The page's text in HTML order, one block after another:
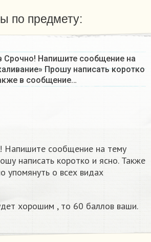
по предмету:
Срочно! Напишите сообщение на
Прошу написать коротко
в сообщение…
Напишите сообщение на тему
написать коротко и ясно. Также
упомянуть о всех видах
хорошим , то 60 баллов ваши.